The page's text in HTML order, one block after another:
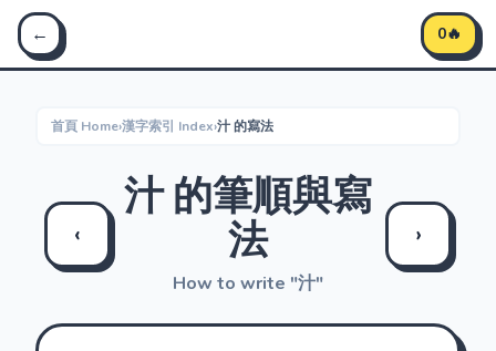
Stroke Master 筆順大師 - 學習中文筆順
←
0🔥
首頁 Home›漢字索引 Index›汁 的寫法
‹
汁 的筆順與寫
法
How to write "汁"
›